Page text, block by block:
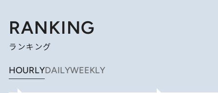
RANKING
ランキング
HOURLYDAILYWEEKLY